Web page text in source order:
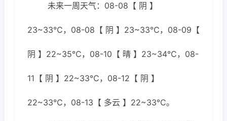
未来一周天气：08-08【 阴 】
23~33℃，08-08【 阴 】23~33℃，08-09【
阴 】22~35℃，08-10【 晴 】23~34℃，08-
11【 阴 】22~33℃，08-12【 阴 】
22~33℃，08-13【 多云 】22~33℃。